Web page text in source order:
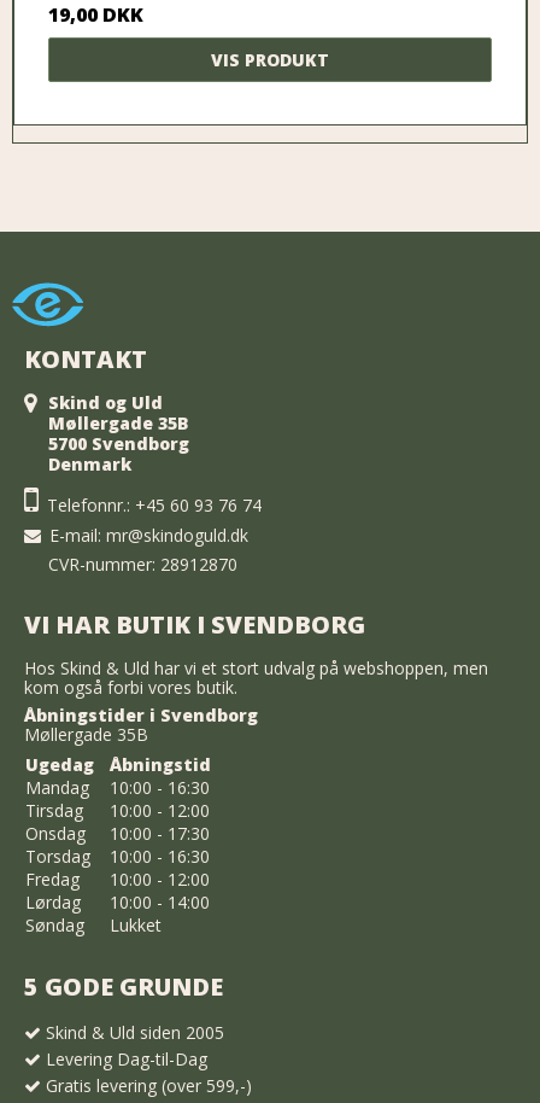
19,00 DKK
VIS PRODUKT
KONTAKT
Skind og Uld
Møllergade 35B
5700 Svendborg
Denmark
Telefonnr.: +45 60 93 76 74
E-mail: mr@skindoguld.dk
CVR-nummer: 28912870
VI HAR BUTIK I SVENDBORG
Hos Skind & Uld har vi et stort udvalg på webshoppen, men
kom også forbi vores butik.
Åbningstider i Svendborg
Møllergade 35B
Ugedag
Åbningstid
Mandag
10:00 - 16:30
Tirsdag
10:00 - 12:00
Onsdag
10:00 - 17:30
Torsdag
10:00 - 16:30
Fredag
10:00 - 12:00
Lørdag
10:00 - 14:00
Søndag
Lukket
5 GODE GRUNDE
Skind & Uld siden 2005
Levering Dag-til-Dag
Gratis levering (over 599,-)